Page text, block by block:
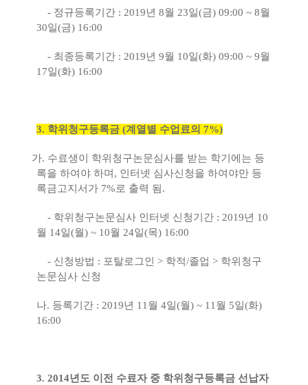
- 정규등록기간 : 2019년 8월 23일(금) 09:00 ~ 8월
30일(금) 16:00
- 최종등록기간 : 2019년 9월 10일(화) 09:00 ~ 9월
17일(화) 16:00
3. 학위청구등록금 (계열별 수업료의 7%)
가. 수료생이 학위청구논문심사를 받는 학기에는 등
록을 하여야 하며 , 인터넷 심사신청을 하여야만 등
록금고지서가 7%로 출력 됨.
- 학위청구논문심사 인터넷 신청기간 : 2019년 10
월 14일(월) ~ 10월 24일(목) 16:00
- 신청방법 : 포탈로그인 > 학적/졸업 > 학위청구
논문심사 신청
나. 등록기간 : 2019년 11월 4일(월) ~ 11월 5일(화)
16:00
3. 2014년도 이전 수료자 중 학위청구등록금 선납자